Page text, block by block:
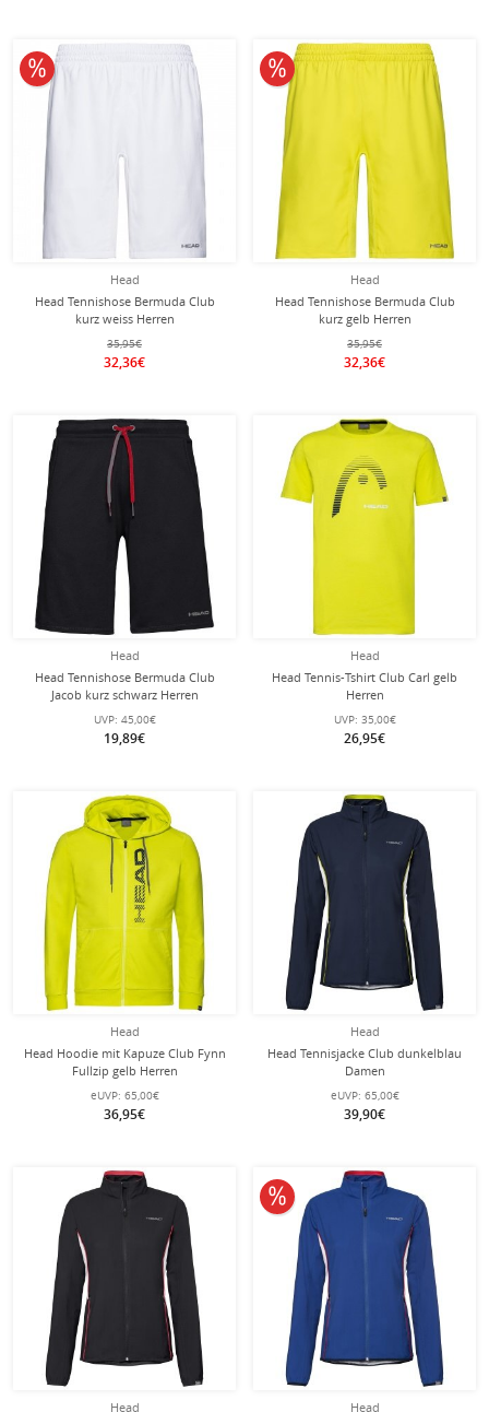
Head
Head Tennishose Bermuda Club
kurz weiss Herren
35,95€
32,36€
10% reduziert
Head
Head Tennishose Bermuda Club
kurz gelb Herren
35,95€
32,36€
10% reduziert
Head
Head Tennishose Bermuda Club
Jacob kurz schwarz Herren
UVP: 45,00€
19,89€
Head
Head Tennis-Tshirt Club Carl gelb
Herren
UVP: 35,00€
26,95€
Head
Head Hoodie mit Kapuze Club Fynn
Fullzip gelb Herren
eUVP: 65,00€
36,95€
Head
Head Tennisjacke Club dunkelblau
Damen
eUVP: 65,00€
39,90€
Head Head
10% reduziert